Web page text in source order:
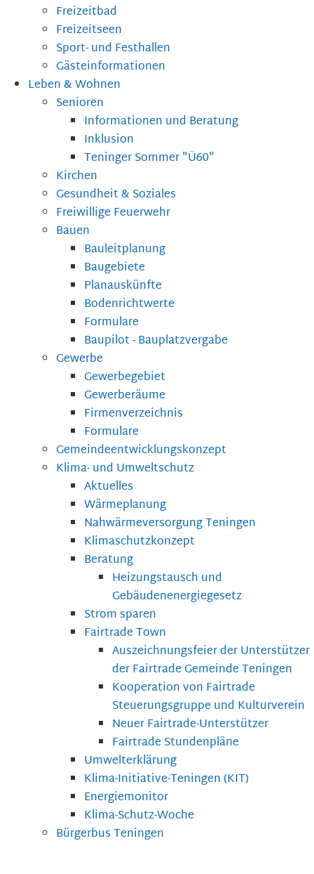
Freizeitbad
Freizeitseen
Sport- und Festhallen
Gästeinformationen
Leben & Wohnen
Senioren
Informationen und Beratung
Inklusion
Teninger Sommer "Ü60"
Kirchen
Gesundheit & Soziales
Freiwillige Feuerwehr
Bauen
Bauleitplanung
Baugebiete
Planauskünfte
Bodenrichtwerte
Formulare
Baupilot - Bauplatzvergabe
Gewerbe
Gewerbegebiet
Gewerberäume
Firmenverzeichnis
Formulare
Gemeindeentwicklungskonzept
Klima- und Umweltschutz
Aktuelles
Wärmeplanung
Nahwärmeversorgung Teningen
Klimaschutzkonzept
Beratung
Heizungstausch und
Gebäudenenergiegesetz
Strom sparen
Fairtrade Town
Auszeichnungsfeier der Unterstützer
der Fairtrade Gemeinde Teningen
Kooperation von Fairtrade
Steuerungsgruppe und Kulturverein
Neuer Fairtrade-Unterstützer
Fairtrade Stundenpläne
Umwelterklärung
Klima-Initiative-Teningen (KIT)
Energiemonitor
Klima-Schutz-Woche
Bürgerbus Teningen